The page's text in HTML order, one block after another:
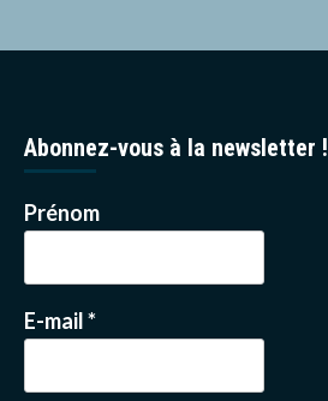
Abonnez-vous à la newsletter !
Prénom
E-mail*